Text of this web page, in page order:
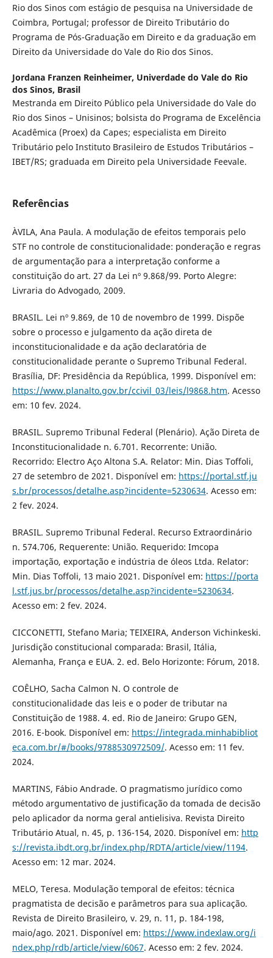
Rio dos Sinos com estágio de pesquisa na Universidade de
Coimbra, Portugal; professor de Direito Tributário do
Programa de Pós-Graduação em Direito e da graduação em
Direito da Universidade do Vale do Rio dos Sinos.
Jordana Franzen Reinheimer, Univerdade do Vale do Rio
dos Sinos, Brasil
Mestranda em Direito Público pela Universidade do Vale do
Rio dos Sinos – Unisinos; bolsista do Programa de Excelência
Acadêmica (Proex) da Capes; especialista em Direito
Tributário pelo Instituto Brasileiro de Estudos Tributários –
IBET/RS; graduada em Direito pela Universidade Feevale.
Referências
ÀVILA, Ana Paula. A modulação de efeitos temporais pelo
STF no controle de constitucionalidade: ponderação e regras
de argumentação para a interpretação conforme a
constituição do art. 27 da Lei nº 9.868/99. Porto Alegre:
Livraria do Advogado, 2009.
BRASIL. Lei nº 9.869, de 10 de novembro de 1999. Dispõe
sobre o processo e julgamento da ação direta de
inconstitucionalidade e da ação declaratória de
constitucionalidade perante o Supremo Tribunal Federal.
Brasília, DF: Presidência da República, 1999. Disponível em:
https://www.planalto.gov.br/ccivil_03/leis/l9868.htm. Acesso
em: 10 fev. 2024.
BRASIL. Supremo Tribunal Federal (Plenário). Ação Direta de
Inconstitucionalidade n. 6.701. Recorrente: União.
Recorrido: Electro Aço Altona S.A. Relator: Min. Dias Toffoli,
27 de setembro de 2021. Disponível em: https://portal.stf.ju
s.br/processos/detalhe.asp?incidente=5230634. Acesso em:
2 fev. 2024.
BRASIL. Supremo Tribunal Federal. Recurso Extraordinário
n. 574.706, Requerente: União. Requerido: Imcopa
importação, exportação e indústria de óleos Ltda. Relator:
Min. Dias Toffoli, 13 maio 2021. Disponível em: https://porta
l.stf.jus.br/processos/detalhe.asp?incidente=5230634.
Acesso em: 2 fev. 2024.
CICCONETTI, Stefano Maria; TEIXEIRA, Anderson Vichinkeski.
Jurisdição constitucional comparada: Brasil, Itália,
Alemanha, França e EUA. 2. ed. Belo Horizonte: Fórum, 2018.
COÊLHO, Sacha Calmon N. O controle de
constitucionalidade das leis e o poder de tributar na
Constituição de 1988. 4. ed. Rio de Janeiro: Grupo GEN,
2016. E-book. Disponível em: https://integrada.minhabibliot
eca.com.br/#/books/9788530972509/. Acesso em: 11 fev.
2024.
MARTINS, Fábio Andrade. O pragmatismo jurídico como
método argumentativo de justificação da tomada de decisão
pelo aplicador da norma geral antielisiva. Revista Direito
Tributário Atual, n. 45, p. 136-154, 2020. Disponível em: http
s://revista.ibdt.org.br/index.php/RDTA/article/view/1194.
Acesso em: 12 mar. 2024.
MELO, Teresa. Modulação temporal de efeitos: técnica
pragmatista de decisão e parâmetros para sua aplicação.
Revista de Direito Brasileiro, v. 29, n. 11, p. 184-198,
maio/ago. 2021. Disponível em: https://www.indexlaw.org/i
ndex.php/rdb/article/view/6067. Acesso em: 2 fev. 2024.